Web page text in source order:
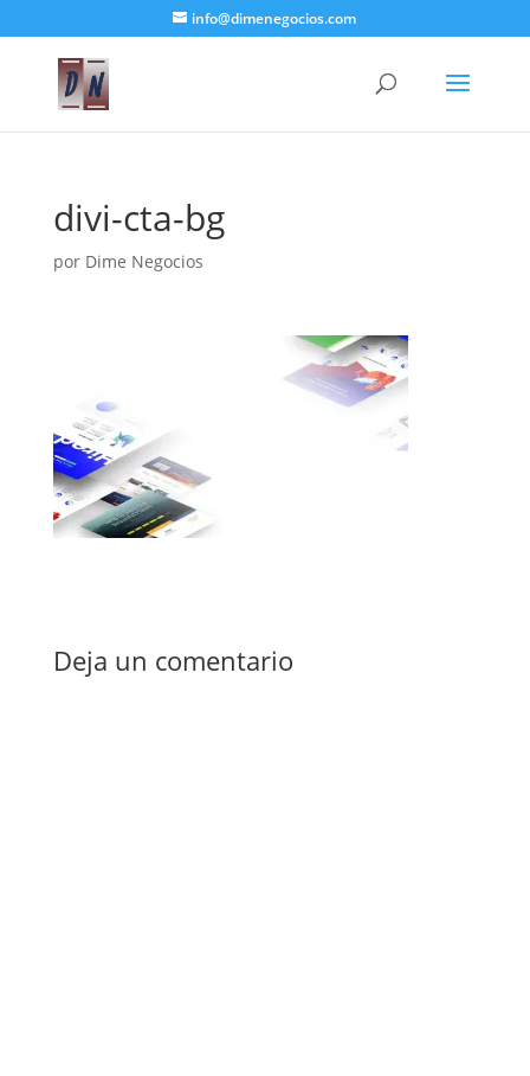
info@dimenegocios.com
divi-cta-bg
por Dime Negocios
Deja un comentario